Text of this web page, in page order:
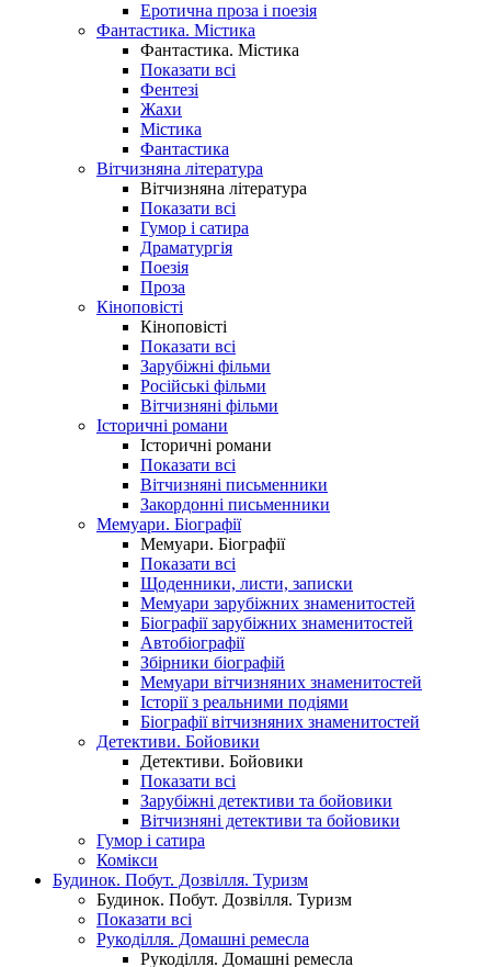
Еротична проза і поезія
Фантастика. Містика
Фантастика. Містика
Показати всі
Фентезі
Жахи
Містика
Фантастика
Вітчизняна література
Вітчизняна література
Показати всі
Гумор і сатира
Драматургія
Поезія
Проза
Кіноповісті
Кіноповісті
Показати всі
Зарубіжні фільми
Російські фільми
Вітчизняні фільми
Історичні романи
Історичні романи
Показати всі
Вітчизняні письменники
Закордонні письменники
Мемуари. Біографії
Мемуари. Біографії
Показати всі
Щоденники, листи, записки
Мемуари зарубіжних знаменитостей
Біографії зарубіжних знаменитостей
Автобіографії
Збірники біографій
Мемуари вітчизняних знаменитостей
Історії з реальними подіями
Біографії вітчизняних знаменитостей
Детективи. Бойовики
Детективи. Бойовики
Показати всі
Зарубіжні детективи та бойовики
Вітчизняні детективи та бойовики
Гумор і сатира
Комікси
Будинок. Побут. Дозвілля. Туризм
Будинок. Побут. Дозвілля. Туризм
Показати всі
Рукоділля. Домашні ремесла
Рукоділля. Домашні ремесла